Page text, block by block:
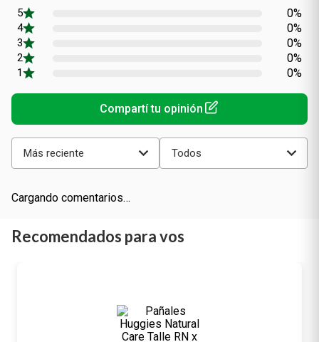
0%
0%
0%
0%
0%
Más reciente Todos
Cargando comentarios…
Recomendados para vos